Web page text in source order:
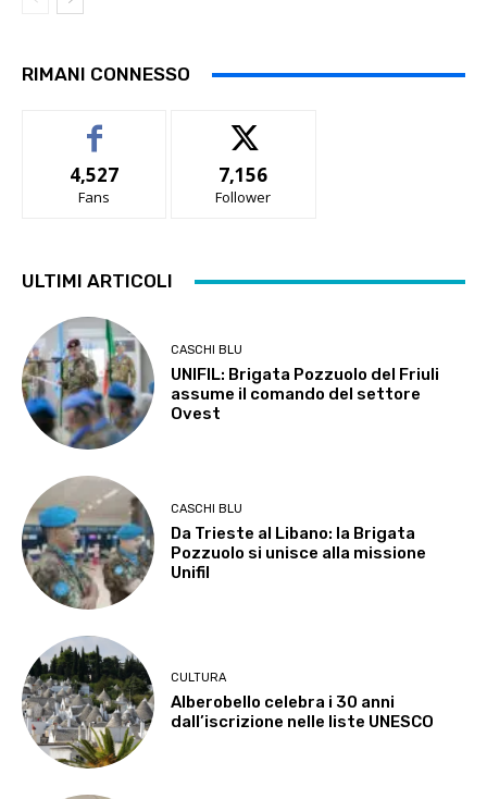
RIMANI CONNESSO
4,527
Fans
7,156
Follower
ULTIMI ARTICOLI
CASCHI BLU
UNIFIL: Brigata Pozzuolo del Friuli
assume il comando del settore
Ovest
CASCHI BLU
Da Trieste al Libano: la Brigata
Pozzuolo si unisce alla missione
Unifil
CULTURA
Alberobello celebra i 30 anni
dall’iscrizione nelle liste UNESCO